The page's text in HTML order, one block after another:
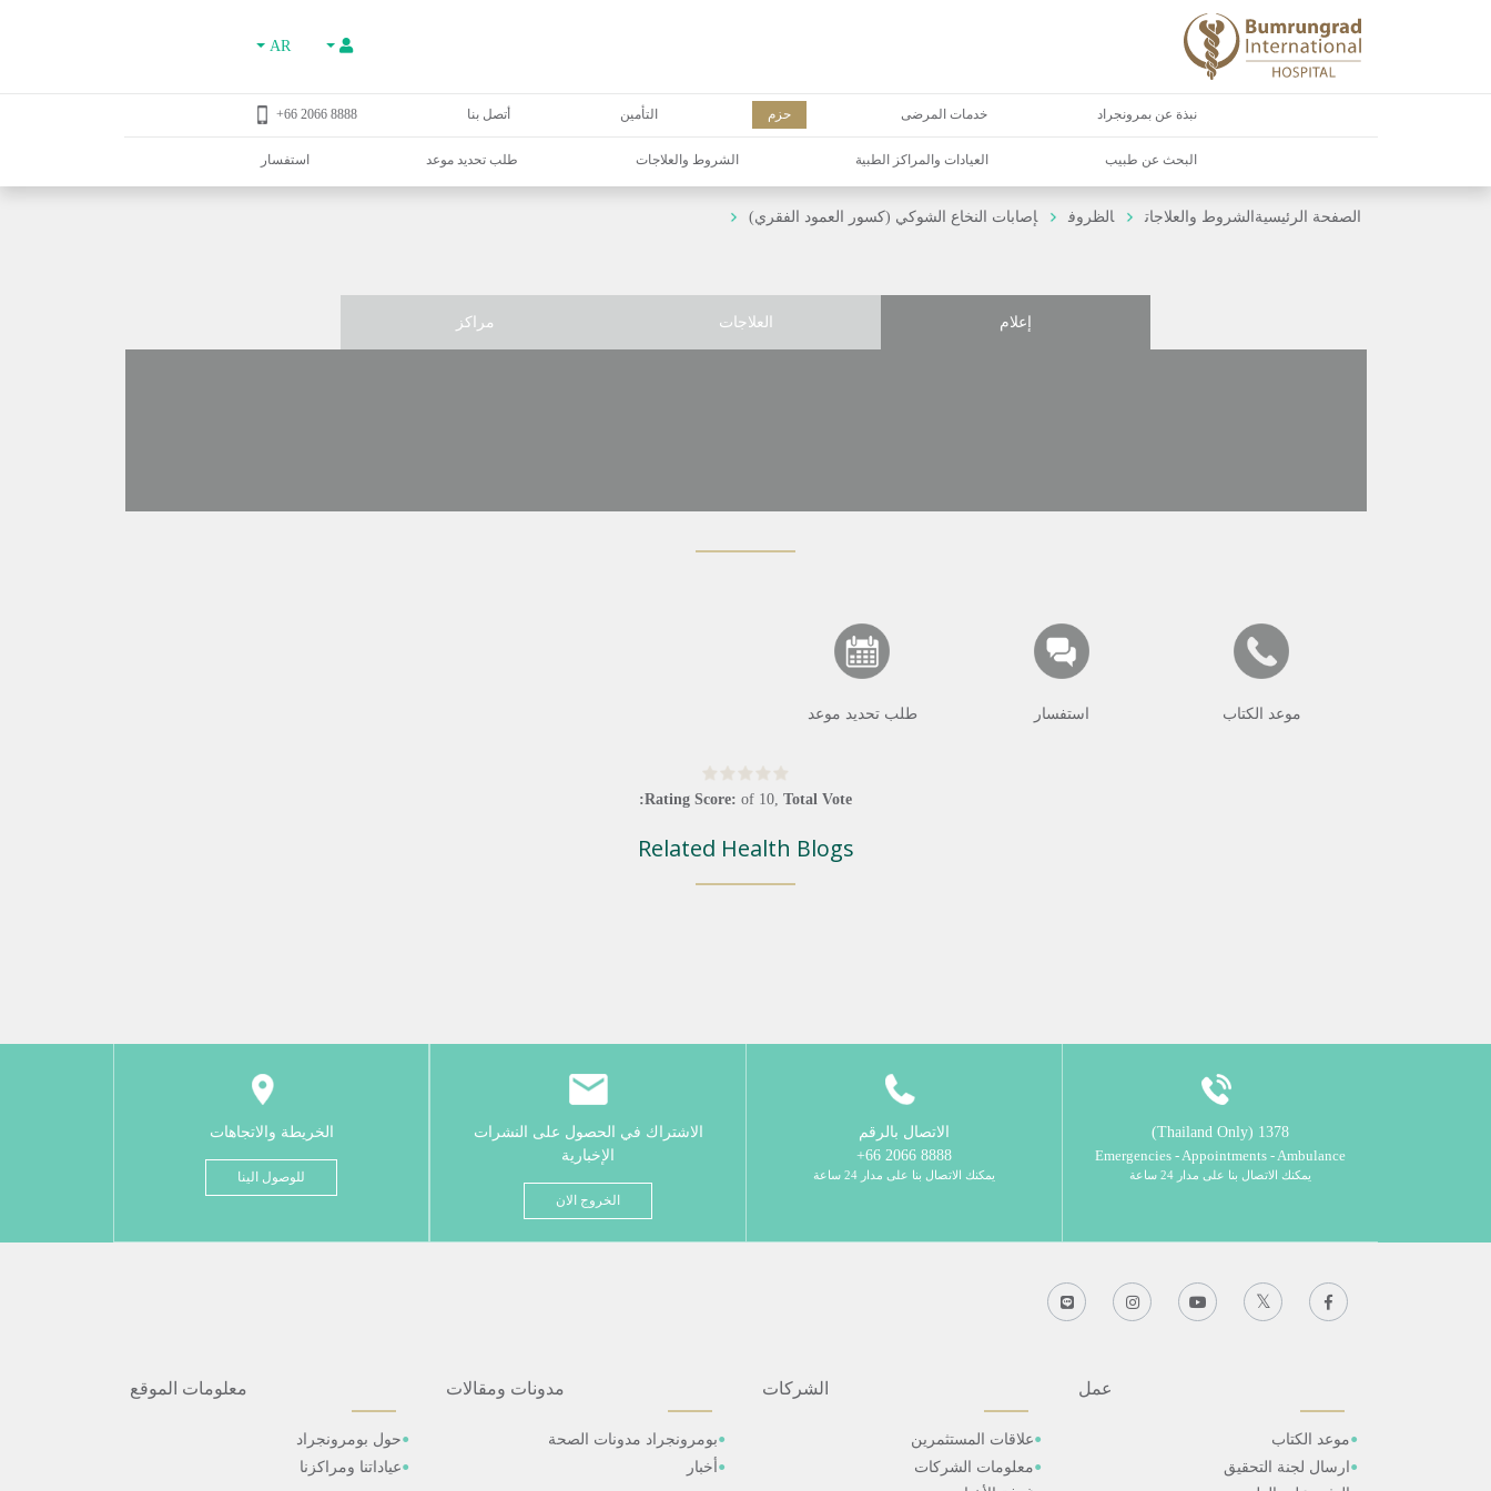
AR
نبذة عن بمرونجراد خدمات المرضى حزم التأمين أتصل بنا 8888 2066 66+
البحث عن طبيب العيادات والمراكز الطبية الشروط والعلاجات طلب تحديد موعد استفسار
الصفحة الرئيسية الشروط والعلاجات الظروف إصابات النخاع الشوكي (كسور العمود الفقري)
إعلام العلاجات مراكز
موعد الكتاب استفسار طلب تحديد موعد
Rating Score: of 10 Total Vote:
Related Health Blogs
1378 (Thailand Only)
Emergencies - Appointments - Ambulance
يمكنك الاتصال بنا على مدار 24 ساعة
الاتصال بالرقم
8888 2066 66+
يمكنك الاتصال بنا على مدار 24 ساعة
الاشتراك في الحصول على النشرات
الإخبارية
الخروج الان
الخريطة والاتجاهات
للوصول الينا
عمل
موعد الكتاب
ارسال لجنة التحقيق
الشركات
علاقات المستثمرين
معلومات الشركات
مدونات ومقالات
بومرونجراد مدونات الصحة
أخبار
معلومات الموقع
حول بومرونجراد
عياداتنا ومراكزنا